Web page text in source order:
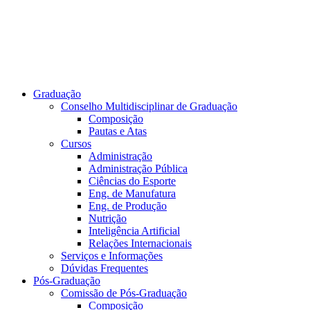
Graduação
Conselho Multidisciplinar de Graduação
Composição
Pautas e Atas
Cursos
Administração
Administração Pública
Ciências do Esporte
Eng. de Manufatura
Eng. de Produção
Nutrição
Inteligência Artificial
Relações Internacionais
Serviços e Informações
Dúvidas Frequentes
Pós-Graduação
Comissão de Pós-Graduação
Composição